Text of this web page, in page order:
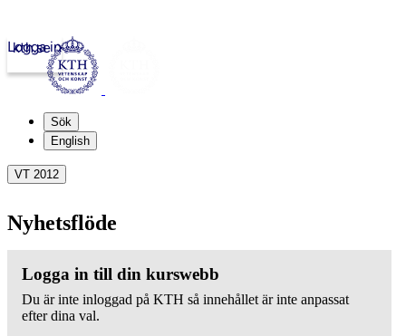
kth.se
Logga in
Sök
English
VT 2012
Nyhetsflöde
Logga in till din kurswebb
Du är inte inloggad på KTH så innehållet är inte anpassat
efter dina val.